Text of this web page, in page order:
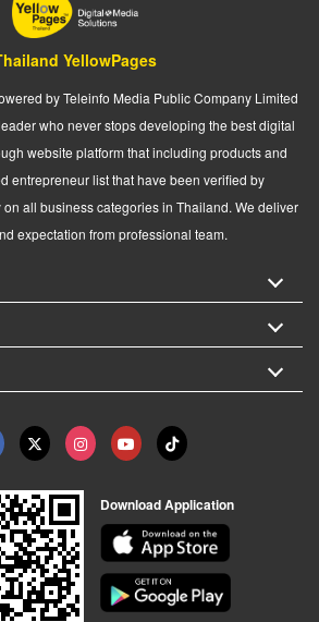
YellowPages
by Teleinfo Media Public Company Limited
who never stops developing the best digital
website platform that including products and
entrepreneur list that have been verified by
all business categories in Thailand. We deliver
expectation from professional team.
Download Application